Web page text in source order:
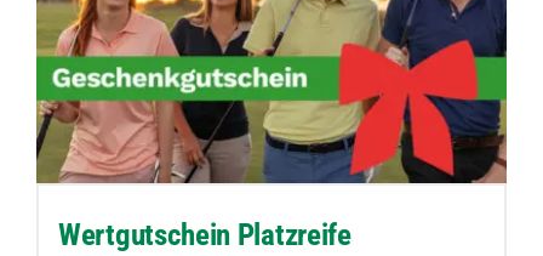
Wertgutschein Platzreife